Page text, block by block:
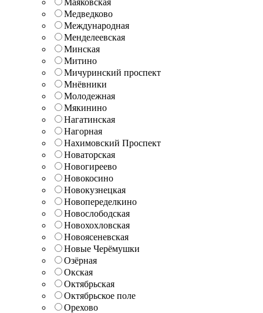
Медведково
Международная
Менделеевская
Минская
Митино
Мичуринский проспект
Мнёвники
Молодежная
Мякинино
Нагатинская
Нагорная
Нахимовский Проспект
Новаторская
Новогиреево
Новокосино
Новокузнецкая
Новопеределкино
Новослободская
Новохохловская
Новоясеневская
Новые Черёмушки
Озёрная
Окская
Октябрьская
Октябрьское поле
Орехово